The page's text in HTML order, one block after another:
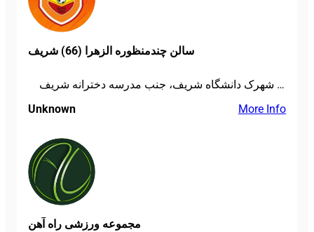
سالن چندمنظوره الزهرا (66) شریف
تهران، منطقه 22، بلوار اردستانی، ورودی شهرک دانشگاه شریف، جنب مدرسه دخترانه شریف
Unknown
More Info
مجموعه ورزشی راه آهن